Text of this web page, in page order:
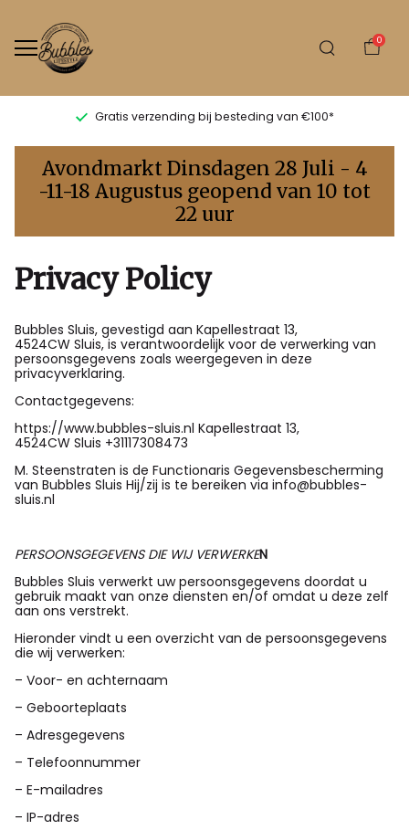
0
Gratis verzending bij besteding van €100*
Privacy
Policy
-
Bubbles
Avondmarkt Dinsdagen 28 Juli - 4
-11-18 Augustus geopend van 10 tot
22 uur
Privacy Policy
Bubbles Sluis, gevestigd aan Kapellestraat 13,
4524CW Sluis, is verantwoordelijk voor de verwerking van
persoonsgegevens zoals weergegeven in deze
privacyverklaring.
Contactgegevens:
https://www.bubbles-sluis.nl Kapellestraat 13,
4524CW Sluis +31117308473
M. Steenstraten is de Functionaris Gegevensbescherming
van Bubbles Sluis Hij/zij is te bereiken via info@bubbles-
sluis.nl
PERSOONSGEGEVENS DIE WIJ VERWERKEN
Bubbles Sluis verwerkt uw persoonsgegevens doordat u
gebruik maakt van onze diensten en/of omdat u deze zelf
aan ons verstrekt.
Hieronder vindt u een overzicht van de persoonsgegevens
die wij verwerken:
– Voor- en achternaam
– Geboorteplaats
– Adresgegevens
– Telefoonnummer
– E-mailadres
– IP-adres